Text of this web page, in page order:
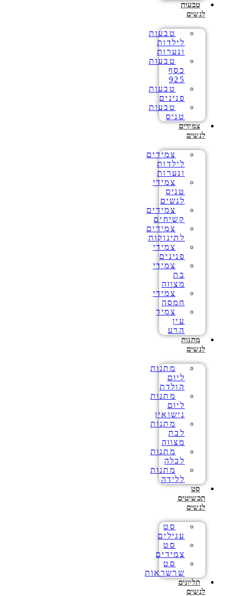
טבעות
לנשים
טבעות
לילדות
ונערות
טבעות
כסף
925
טבעות
פנינים
טבעות
טניס
צמידים
לנשים
צמידים
לילדות
ונערות
צמידי
טניס
לנשים
צמידים
קשיחים
צמידים
לתינוקות
צמידי
פנינים
צמידי
בת
מצווה
צמידי
חמסה
צמיד
עין
הרע
מתנות
לנשים
מתנות
ליום
הולדת
מתנות
ליום
נישואין
מתנות
לבת
מצווה
מתנות
לכלה
מתנות
ללידה
סט
תכשיטים
לנשים
סט
עגילים
סט
צמידים
סט
שרשראות
תליונים
לנשים